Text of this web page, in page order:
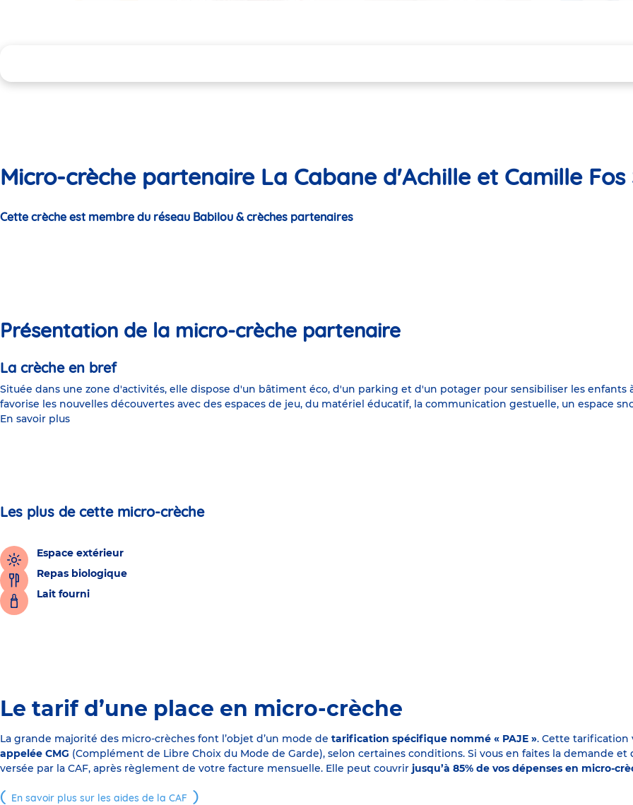
Micro-crèche partenaire La Cabane d'Achille et Camille Fos
Cette crèche est membre du réseau Babilou & crèches partenaires
Présentation de la micro-crèche partenaire
La crèche en bref
Située dans une zone d'activités, elle dispose d'un bâtiment éco, d'un parking et d'un potager pour sensibiliser les
favorise les nouvelles découvertes avec des espaces de jeu, du matériel éducatif, la communication gestuelle, un espace
En savoir plus
Les plus de cette micro-crèche
Espace extérieur
Repas biologique
Lait fourni
Le tarif d’une place en micro-crèche
La grande majorité des micro-crèches font l’objet d’un mode de tarification spécifique nommé « PAJE ». Cette
appelée CMG (Complément de Libre Choix du Mode de Garde), selon certaines conditions. Si vous en faites la demande
versée par la CAF, après règlement de votre facture mensuelle. Elle peut couvrir jusqu’à 85% de vos dépenses en micro-
En savoir plus sur les aides de la CAF